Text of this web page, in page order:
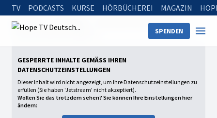
TV PODCASTS KURSE HÖRBÜCHEREI MAGAZIN
SPENDEN
Startseite
Maranatha Mission Stories
Sacred Landmarks (engl.OV)
GESPERRTE INHALTE GEMÄSS IHREN D
ATENSCHUTZEINSTELLUNGEN
Dieser Inhalt wird nicht angezeigt, um Ihre Datenschutzeinstellungen zu
erfüllen (Sie haben 'Jetstream' nicht akzeptiert).
Wollen Sie das trotzdem sehen? Sie können Ihre Einstellungen hier
ändern: